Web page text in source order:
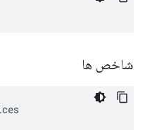
شاخص ها